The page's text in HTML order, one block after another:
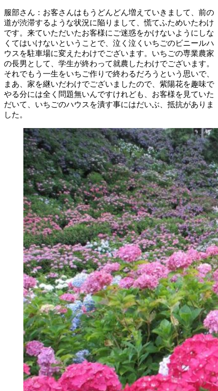
服部さん：お客さんはもうどんどん増えていきまして、前の
道が渋滞するような状況に陥りまして、慌てふためいたわけ
です。来ていただいたお客様にご迷惑をかけないようにしな
くてはいけないということで、泣く泣くいちごのビニールハ
ウスを駐車場に変えたわけでございます。いちごの専業農家
の長男として、学生が終わって就農したわけでございます。
それでもう一生をいちご作りで終わるだろうという思いで、
まあ、家を継いだわけでございましたので、紫陽花を趣味で
やる分には全く問題無いんですけれども、お客様を見ていた
だいて、いちごのハウスを潰す事にはだいぶ、抵抗がありま
した。